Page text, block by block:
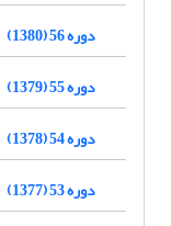
دوره 56 (1380)
دوره 55 (1379)
دوره 54 (1378)
دوره 53 (1377)